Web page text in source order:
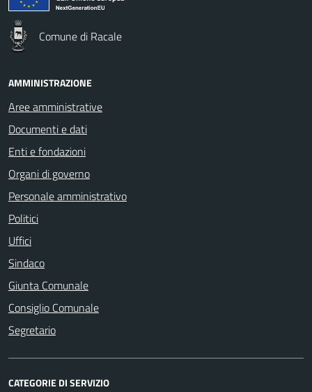
Comune di Racale
AMMINISTRAZIONE
Aree amministrative
Documenti e dati
Enti e fondazioni
Organi di governo
Personale amministrativo
Politici
Uffici
Sindaco
Giunta Comunale
Consiglio Comunale
Segretario
CATEGORIE DI SERVIZIO